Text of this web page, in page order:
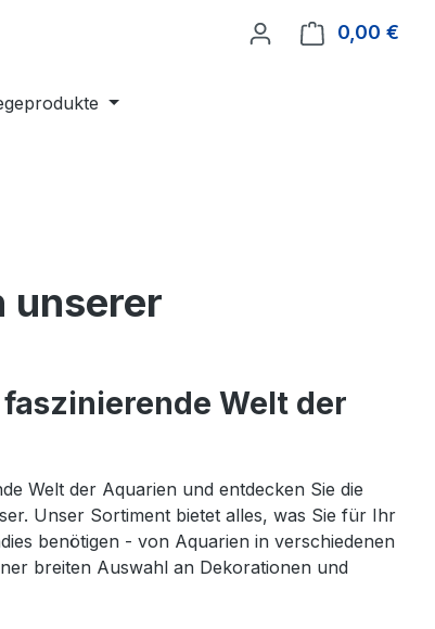
0,00 €
unserer
Welt der
Welt der Aquarien und entdecken Sie die
Unser Sortiment bietet alles, was Sie für Ihr
benötigen - von Aquarien in verschiedenen
breiten Auswahl an Dekorationen und